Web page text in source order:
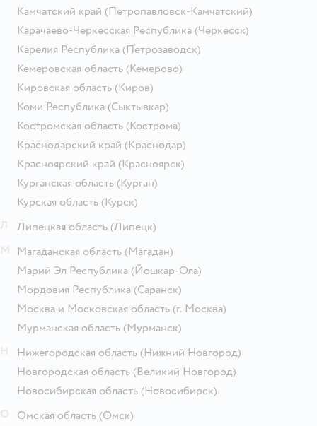
Камчатский край (Петропавловск-Камчатский)
Карачаево-Черкесская Республика (Черкесск)
Карелия Республика (Петрозаводск)
Кемеровская область (Кемерово)
Кировская область (Киров)
Коми Республика (Сыктывкар)
Костромская область (Кострома)
Краснодарский край (Краснодар)
Красноярский край (Красноярск)
Курганская область (Курган)
Курская область (Курск)
Липецкая область (Липецк)
Магаданская область (Магадан)
Марий Эл Республика (Йошкар-Ола)
Мордовия Республика (Саранск)
Москва и Московская область (г. Москва)
Мурманская область (Мурманск)
Нижегородская область (Нижний Новгород)
Новгородская область (Великий Новгород)
Новосибирская область (Новосибирск)
Омская область (Омск)